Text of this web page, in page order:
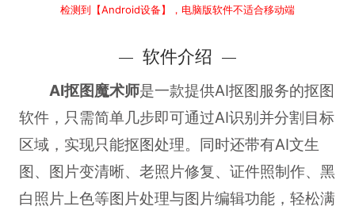
检测到【Android设备】，电脑版软件不适合移动端
软件介绍
AI抠图魔术师是一款提供AI抠图服务的抠图
软件，只需简单几步即可通过AI识别并分割目标
区域，实现只能抠图处理。同时还带有AI文生
图、图片变清晰、老照片修复、证件照制作、黑
白照片上色等图片处理与图片编辑功能，轻松满